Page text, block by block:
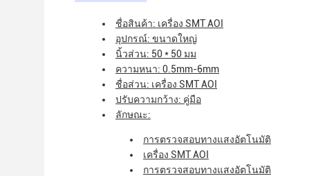
ชื่อสินค้า: เครื่อง SMT AOI
อุปกรณ์: ขนาดใหญ่
นิ้วส่วน: 50 * 50 มม
ความหนา: 0.5mm-6mm
ชื่อส่วน: เครื่อง SMT AOI
ปรับความกว้าง: คู่มือ
ลักษณะ:
การตรวจสอบทางแสงอัตโนมัติ
เครื่อง SMT AOI
การตรวจสอบทางแสงอัตโนมัติ